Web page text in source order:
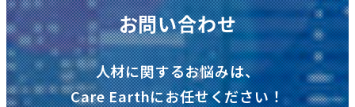
お問い合わせ
人材に関するお悩みは、
Care Earthにお任せください！